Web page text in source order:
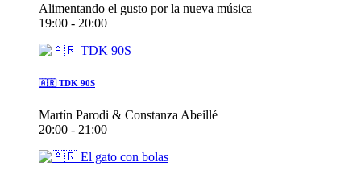
Alimentando el gusto por la nueva música
19:00 - 20:00
🇦🇷 TDK 90S
Martín Parodi & Constanza Abeillé
20:00 - 21:00